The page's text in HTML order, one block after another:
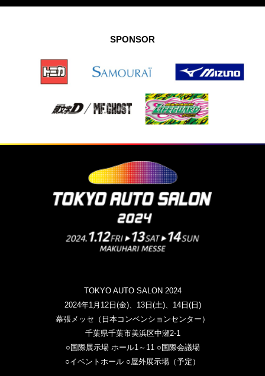
SPONSOR
TOKYO AUTO SALON 2024
2024年1月12日(金)、13日(土)、14日(日)
幕張メッセ（日本コンベンションセンター）
千葉県千葉市美浜区中瀬2-1
○国際展示場 ホール1～11 ○国際会議場
○イベントホール ○屋外展示場（予定）